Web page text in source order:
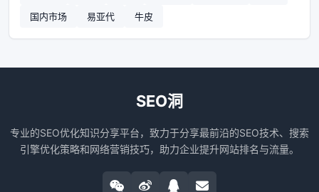
国内市场
易亚代 牛皮
SEO洞
专业的SEO优化知识分享平台，致力于分享最前沿的SEO技术、搜索
引擎优化策略和网络营销技巧，助力企业提升网站排名与流量。